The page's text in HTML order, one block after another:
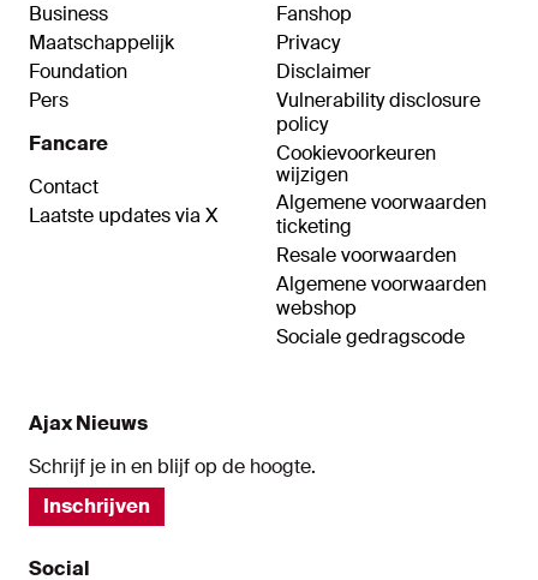
Business
Maatschappelijk
Foundation
Pers
Fancare
Contact
Laatste updates via X
Fanshop
Privacy
Disclaimer
Vulnerability disclosure
policy
Cookievoorkeuren
wijzigen
Algemene voorwaarden
ticketing
Resale voorwaarden
Algemene voorwaarden
webshop
Sociale gedragscode
Ajax Nieuws
Schrijf je in en blijf op de hoogte.
Inschrijven
Social